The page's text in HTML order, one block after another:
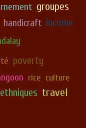
groupes
handicraft income
poverty
rice culture
travel